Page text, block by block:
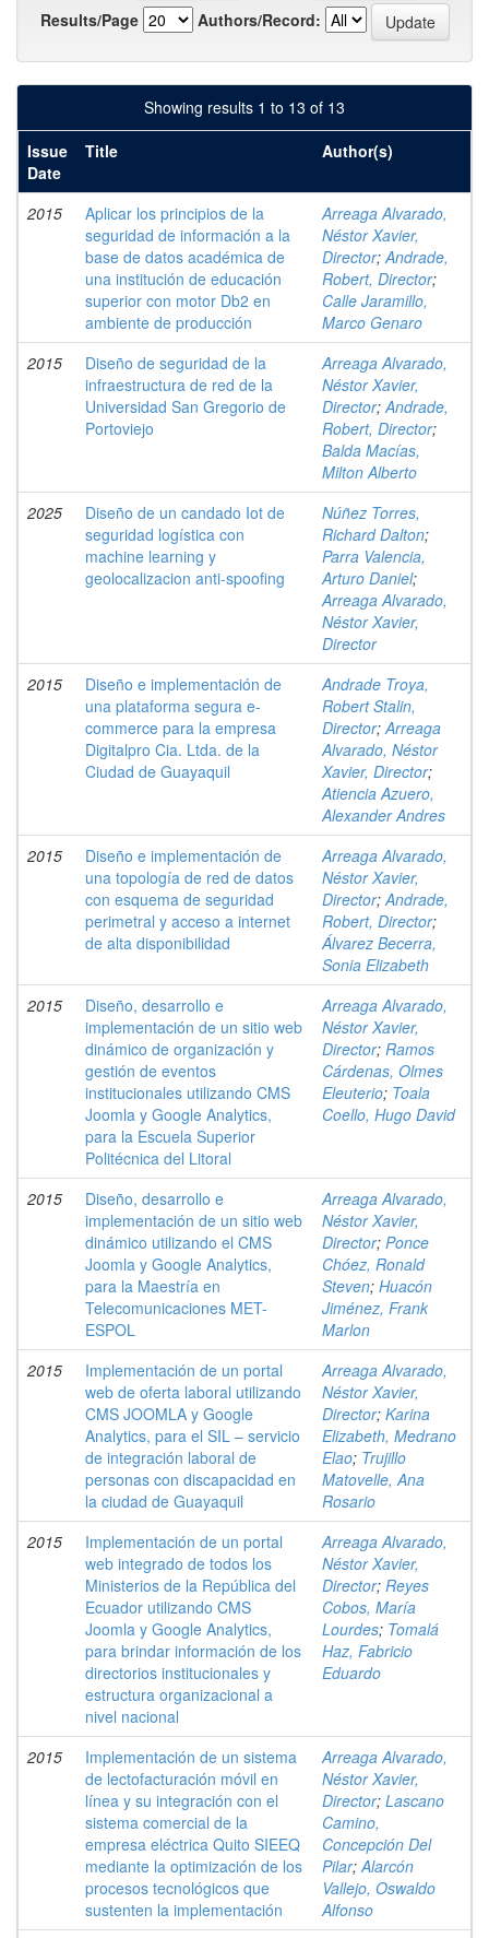
Results/Page
Authors/Record:
Showing results 1 to 13 of 13
Issue
Date
Title Author(s)
2015
Aplicar los principios de la
seguridad de información a la
base de datos académica de
una institución de educación
superior con motor Db2 en
ambiente de producción
Arreaga Alvarado,
Néstor Xavier,
Director;Andrade,
Robert, Director;
Calle Jaramillo,
Marco Genaro
2015
Diseño de seguridad de la
infraestructura de red de la
Universidad San Gregorio de
Portoviejo
Arreaga Alvarado,
Néstor Xavier,
Director;Andrade,
Robert, Director;
Balda Macías,
Milton Alberto
2025
Diseño de un candado Iot de
seguridad logística con
machine learning y
geolocalizacion anti-spoofing
Núñez Torres,
Richard Dalton;
Parra Valencia,
Arturo Daniel;
Arreaga Alvarado,
Néstor Xavier,
Director
2015
Diseño e implementación de
una plataforma segura e-
commerce para la empresa
Digitalpro Cia. Ltda. de la
Ciudad de Guayaquil
Andrade Troya,
Robert Stalin,
Director;Arreaga
Alvarado, Néstor
Xavier, Director;
Atiencia Azuero,
Alexander Andres
2015
Diseño e implementación de
una topología de red de datos
con esquema de seguridad
perimetral y acceso a internet
de alta disponibilidad
Arreaga Alvarado,
Néstor Xavier,
Director;Andrade,
Robert, Director;
Álvarez Becerra,
Sonia Elizabeth
2015
Diseño, desarrollo e
implementación de un sitio web
dinámico de organización y
gestión de eventos
institucionales utilizando CMS
Joomla y Google Analytics,
para la Escuela Superior
Politécnica del Litoral
Arreaga Alvarado,
Néstor Xavier,
Director; Ramos
Cárdenas, Olmes
Eleuterio; Toala
Coello, Hugo David
2015
Diseño, desarrollo e
implementación de un sitio web
dinámico utilizando el CMS
Joomla y Google Analytics,
para la Maestría en
Telecomunicaciones MET-
ESPOL
Arreaga Alvarado,
Néstor Xavier,
Director; Ponce
Chóez, Ronald
Steven; Huacón
Jiménez, Frank
Marlon
2015
Implementación de un portal
web de oferta laboral utilizando
CMS JOOMLA y Google
Analytics, para el SIL – servicio
de integración laboral de
personas con discapacidad en
la ciudad de Guayaquil
Arreaga Alvarado,
Néstor Xavier,
Director; Karina
Elizabeth, Medrano
Elao; Trujillo
Matovelle, Ana
Rosario
2015
Implementación de un portal
web integrado de todos los
Ministerios de la República del
Ecuador utilizando CMS
Joomla y Google Analytics,
para brindar información de los
directorios institucionales y
estructura organizacional a
nivel nacional
Arreaga Alvarado,
Néstor Xavier,
Director; Reyes
Cobos, María
Lourdes; Tomalá
Haz, Fabricio
Eduardo
2015
Implementación de un sistema
de lectofacturación móvil en
línea y su integración con el
sistema comercial de la
empresa eléctrica Quito SIEEQ
mediante la optimización de los
procesos tecnológicos que
sustenten la implementación
Arreaga Alvarado,
Néstor Xavier,
Director; Lascano
Camino,
Concepción Del
Pilar;Alarcón
Vallejo, Oswaldo
Alfonso